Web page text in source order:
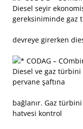
Diesel seyir
gereksiniminde gaz
devreye girerken
CODAG –
Diesel ve gaz
pervane şaftına
bağlanır. Gaz
hatvesi kontrol